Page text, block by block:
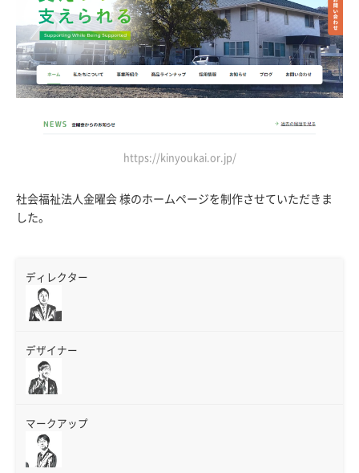
https://kinyoukai.or.jp/
社会福祉法人金曜会 様のホームページを制作させていただきま
した。
ディレクター
デザイナー
マークアップ